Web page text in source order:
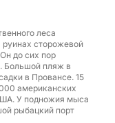
снаряжения
леса
руинах сторожевой
до сих пор
Большой пляж в
в Провансе. 15
американских
У подножия мыса
рыбацкий порт